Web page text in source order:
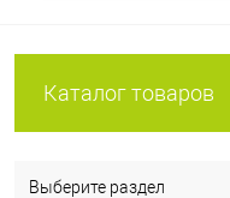
Каталог товаров
Выберите раздел